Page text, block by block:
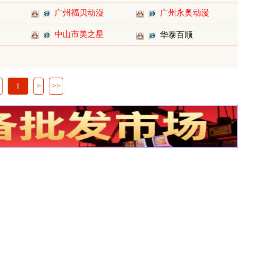
科技 有限公
广州福贝动漫 广州永奥动漫
科技有限
中山市美之星 华泰百顺
1 > >>